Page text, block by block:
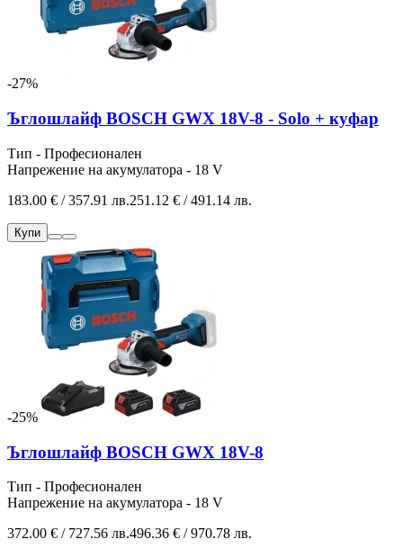
-27%
Ъглошлайф BOSCH GWX 18V-8 - Solo + куфар
Тип - Професионален
Напрежение на акумулатора - 18 V
183.00 € / 357.91 лв.251.12 € / 491.14 лв.
Купи
-25%
Ъглошлайф BOSCH GWX 18V-8
Тип - Професионален
Напрежение на акумулатора - 18 V
372.00 € / 727.56 лв.496.36 € / 970.78 лв.